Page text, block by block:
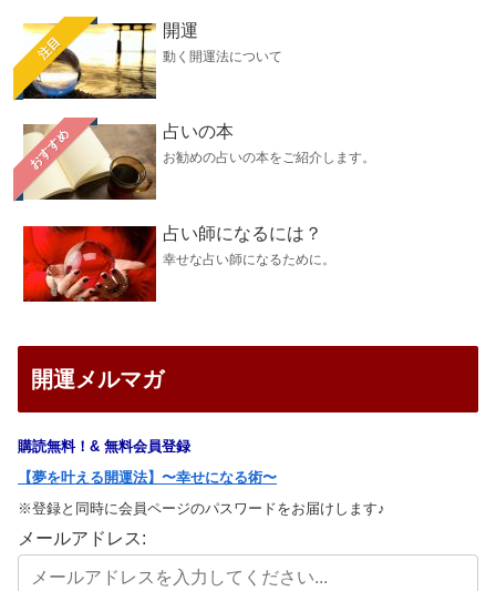
注目
開運
動く開運法について
おすすめ 占いの本
お勧めの占いの本をご紹介します。
占い師になるには？
幸せな占い師になるために。
開運メルマガ
購読無料！& 無料会員登録
【夢を叶える開運法】〜幸せになる術〜
※登録と同時に会員ページのパスワードをお届けします♪
メールアドレス: